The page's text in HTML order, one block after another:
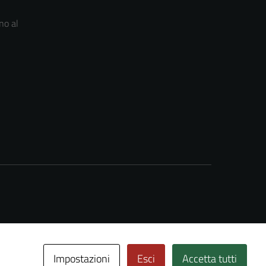
al
Impostazioni Esci Accetta tutti